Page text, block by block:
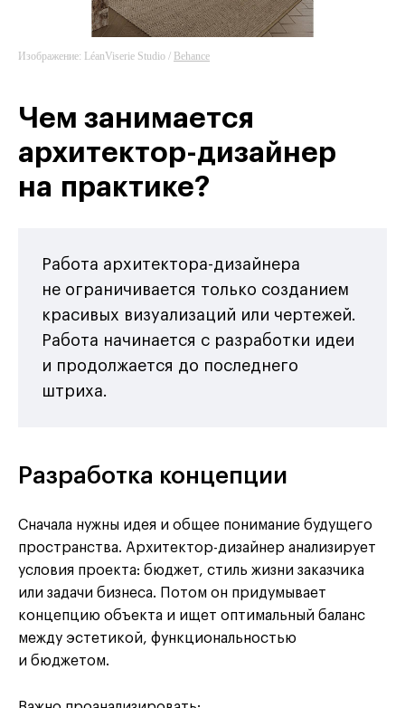
Изображение: LéanViserie Studio / Behance
Чем занимается
архитектор-дизайнер
на практике?
Работа архитектора-дизайнера
не ограничивается только созданием
красивых визуализаций или чертежей.
Работа начинается с разработки идеи
и продолжается до последнего
штриха.
Разработка концепции
Сначала нужны идея и общее понимание будущего
пространства. Архитектор-дизайнер анализирует
условия проекта: бюджет, стиль жизни заказчика
или задачи бизнеса. Потом он придумывает
концепцию объекта и ищет оптимальный баланс
между эстетикой, функциональностью
и бюджетом.